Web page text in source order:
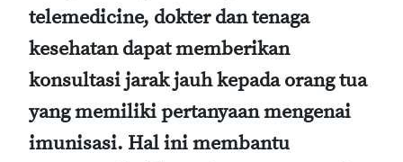
telemedicine, dokter dan tenaga
kesehatan dapat memberikan
konsultasi jarak jauh kepada orang tua
yang memiliki pertanyaan mengenai
imunisasi. Hal ini membantu